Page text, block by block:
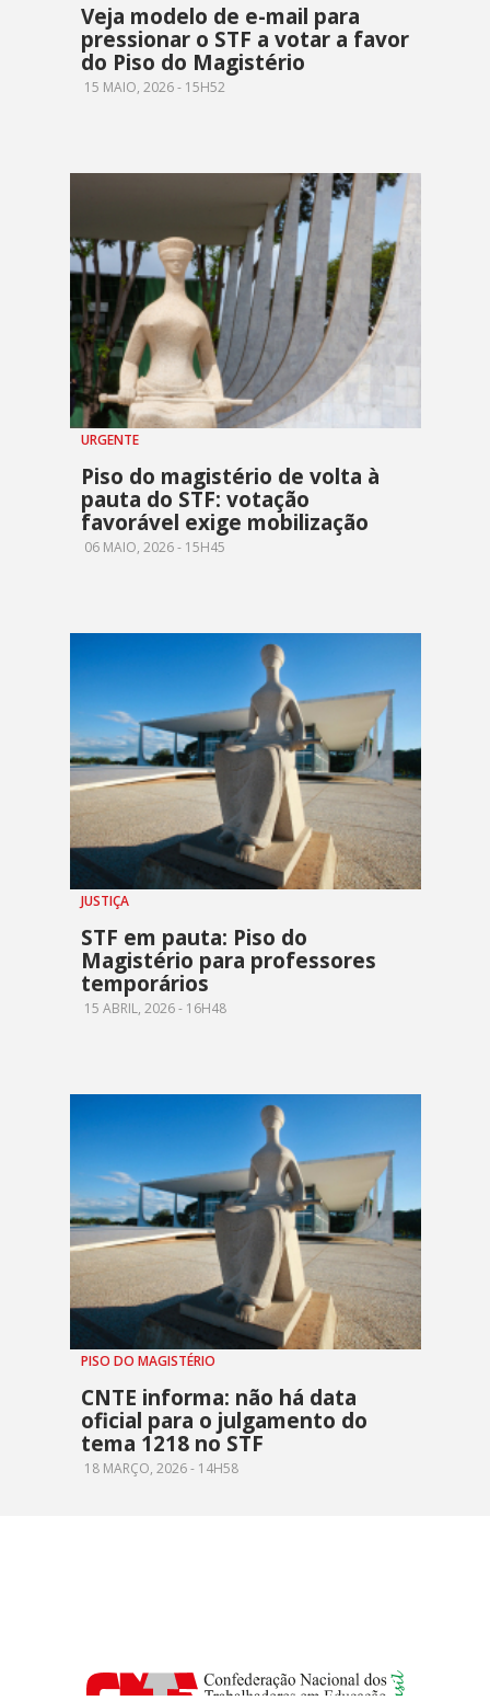
Veja modelo de e-mail para
pressionar o STF a votar a favor
do Piso do Magistério
15 MAIO, 2026 - 15H52
URGENTE
Piso do magistério de volta à
pauta do STF: votação
favorável exige mobilização
06 MAIO, 2026 - 15H45
JUSTIÇA
STF em pauta: Piso do
Magistério para professores
temporários
15 ABRIL, 2026 - 16H48
PISO DO MAGISTÉRIO
CNTE informa: não há data
oficial para o julgamento do
tema 1218 no STF
18 MARÇO, 2026 - 14H58